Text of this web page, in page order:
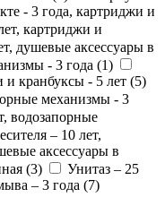
- 3 года, картриджи и
картриджи и
душевые аксессуары в
- 3 года (1)
и кранбуксы - 5 лет (5)
механизмы - 3
водозапорные
– 10 лет,
аксессуары в
(3)
Унитаз – 25
– 3 года (7)